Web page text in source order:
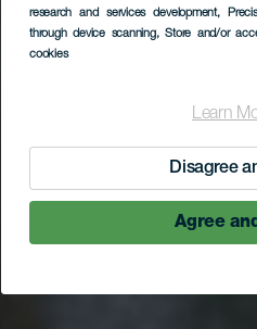
research and services development,
through device scanning, Store and/or
cookies
Learn
Disagree
Agree